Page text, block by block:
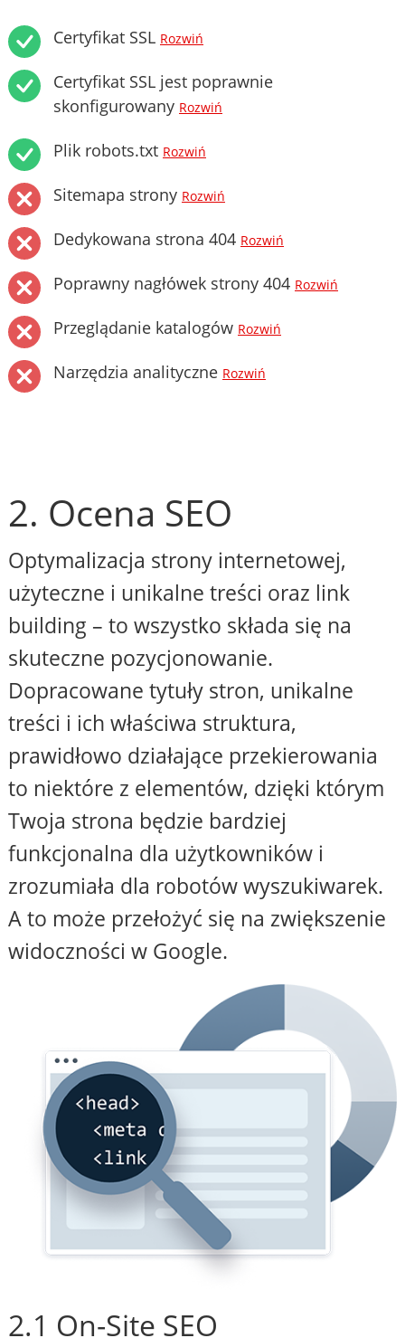
Certyfikat SSL Rozwiń
Certyfikat SSL jest poprawnie
skonfigurowany Rozwiń
Plik robots.txt Rozwiń
Sitemapa strony Rozwiń
Dedykowana strona 404 Rozwiń
Poprawny nagłówek strony 404 Rozwiń
Przeglądanie katalogów Rozwiń
Narzędzia analityczne Rozwiń
2. Ocena SEO
Optymalizacja strony internetowej,
użyteczne i unikalne treści oraz link
building – to wszystko składa się na
skuteczne pozycjonowanie.
Dopracowane tytuły stron, unikalne
treści i ich właściwa struktura,
prawidłowo działające przekierowania
to niektóre z elementów, dzięki którym
Twoja strona będzie bardziej
funkcjonalna dla użytkowników i
zrozumiała dla robotów wyszukiwarek.
A to może przełożyć się na zwiększenie
widoczności w Google.
2.1 On-Site SEO